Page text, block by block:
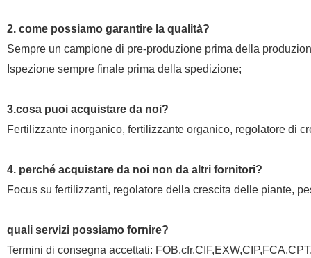
2. come possiamo garantire la qualità?
Sempre un campione di pre-produzione prima della
Ispezione sempre finale prima della spedizione;
3.cosa puoi acquistare da noi?
Fertilizzante inorganico, fertilizzante organico, regolatore di
4. perché acquistare da noi non da altri fornitori?
Focus su fertilizzanti, regolatore della crescita delle piante,
quali servizi possiamo fornire?
Termini di consegna accettati: